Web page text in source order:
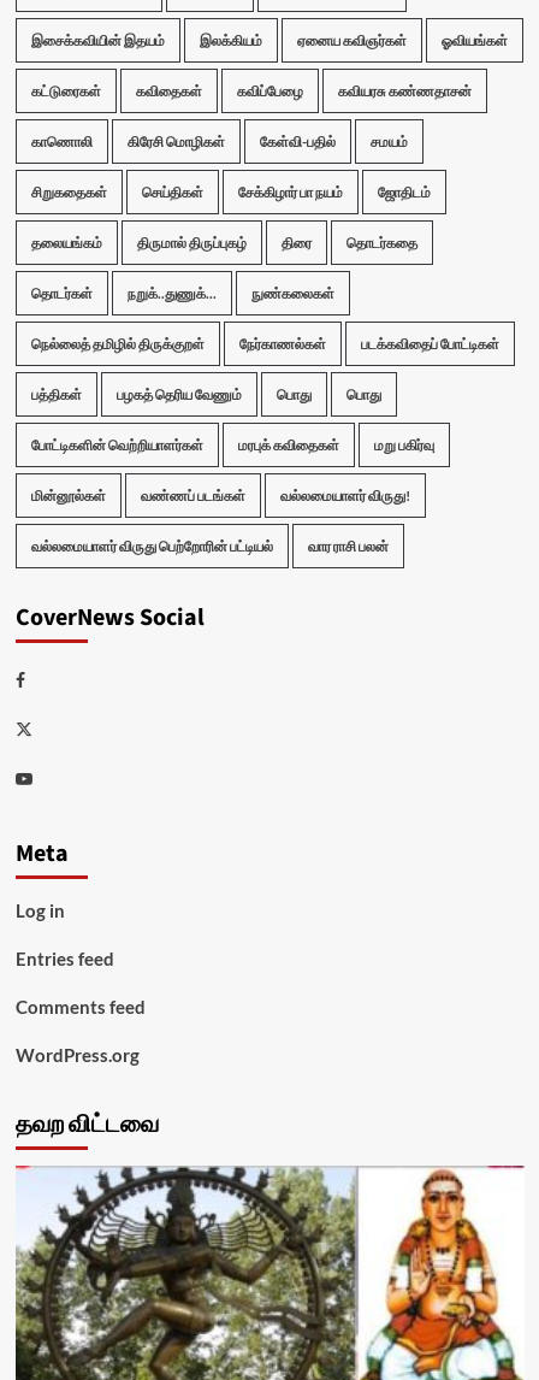
இசைக்கவியின் இதயம் இலக்கியம் ஏனைய கவிஞர்கள் ஓவியங்கள்
கட்டுரைகள் கவிதைகள் கவிப்பேழை கவியரசு கண்ணதாசன்
காணொலி கிரேசி மொழிகள் கேள்வி-பதில் சமயம்
சிறுகதைகள் செய்திகள் சேக்கிழார் பா நயம் ஜோதிடம்
தலையங்கம் திருமால் திருப்புகழ் திரை தொடர்கதை
தொடர்கள் நறுக்..துணுக்... நுண்கலைகள்
நெல்லைத் தமிழில் திருக்குறள் நேர்காணல்கள் படக்கவிதைப் போட்டிகள்
பத்திகள் பழகத் தெரிய வேணும் பொது பொது
போட்டிகளின் வெற்றியாளர்கள் மரபுக் கவிதைகள் மறு பகிர்வு
மின்னூல்கள் வண்ணப் படங்கள் வல்லமையாளர் விருது!
வல்லமையாளர் விருது பெற்றோரின் பட்டியல் வார ராசி பலன்
CoverNews Social
Facebook
Twitter
Youtube
Meta
Log in
Entries feed
Comments feed
WordPress.org
தவற விட்டவை